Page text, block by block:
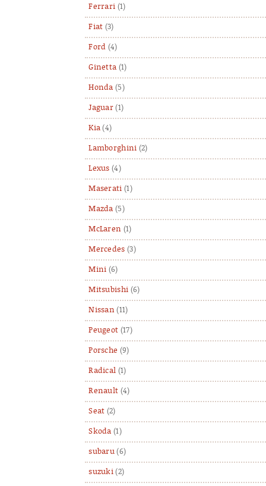
Ferrari (1)
Fiat (3)
Ford (4)
Ginetta (1)
Honda (5)
Jaguar (1)
Kia (4)
Lamborghini (2)
Lexus (4)
Maserati (1)
Mazda (5)
McLaren (1)
Mercedes (3)
Mini (6)
Mitsubishi (6)
Nissan (11)
Peugeot (17)
Porsche (9)
Radical (1)
Renault (4)
Seat (2)
Skoda (1)
subaru (6)
suzuki (2)